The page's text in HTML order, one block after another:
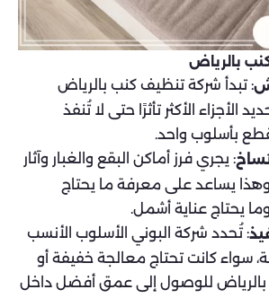
بالرياض
: تبدأ شركة تنظيف كنب بالرياض
الأجزاء الأكثر تأثرًا حتى لا تُنفذ
بأسلوب واحد.
: يجري فرز أماكن البقع والغبار وآثار
وهذا يساعد على معرفة ما يحتاج
يحتاج عناية أشمل.
: تُحدد شركة البوني الأسلوب الأنسب
سواء كانت تحتاج معالجة خفيفة أو
بالرياض للوصول إلى عمق أفضل داخل